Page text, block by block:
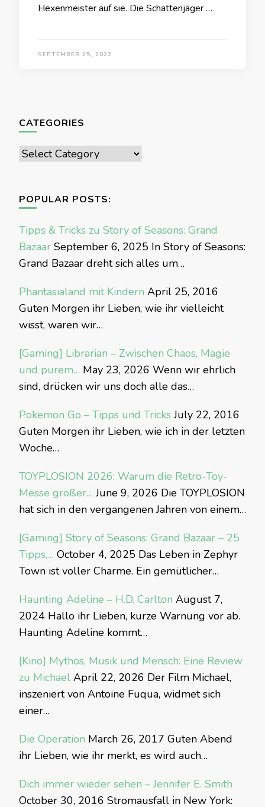
Hexenmeister auf sie. Die Schattenjäger …
SEPTEMBER 25, 2022
CATEGORIES
Categories
POPULAR POSTS:
Tipps & Tricks zu Story of Seasons: Grand
Bazaar September 6, 2025 In Story of Seasons:
Grand Bazaar dreht sich alles um…
Phantasialand mit Kindern April 25, 2016
Guten Morgen ihr Lieben, wie ihr vielleicht
wisst, waren wir…
[Gaming] Librarian – Zwischen Chaos, Magie
und purem… May 23, 2026 Wenn wir ehrlich
sind, drücken wir uns doch alle das…
Pokemon Go – Tipps und Tricks July 22, 2016
Guten Morgen ihr Lieben, wie ich in der letzten
Woche…
TOYPLOSION 2026: Warum die Retro-Toy-
Messe größer… June 9, 2026 Die TOYPLOSION
hat sich in den vergangenen Jahren von einem…
[Gaming] Story of Seasons: Grand Bazaar – 25
Tipps,… October 4, 2025 Das Leben in Zephyr
Town ist voller Charme. Ein gemütlicher…
Haunting Adeline – H.D. Carlton August 7,
2024 Hallo ihr Lieben, kurze Warnung vor ab.
Haunting Adeline kommt…
[Kino] Mythos, Musik und Mensch: Eine Review
zu Michael April 22, 2026 Der Film Michael,
inszeniert von Antoine Fuqua, widmet sich
einer…
Die Operation March 26, 2017 Guten Abend
ihr Lieben, wie ihr merkt, es wird auch…
Dich immer wieder sehen – Jennifer E. Smith
October 30, 2016 Stromausfall in New York: